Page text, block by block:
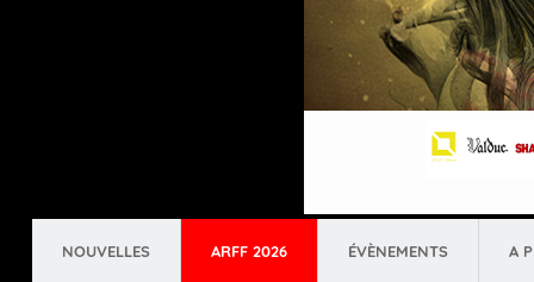
NOUVELLES ARFF 2026 ÉVÈNEMENTS A